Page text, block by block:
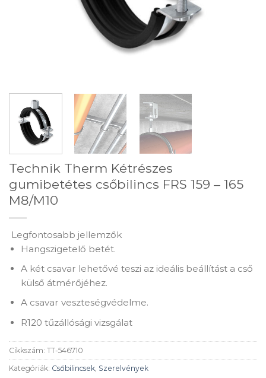
Technik Therm Kétrészes
gumibetétes csőbilincs FRS 159 – 165
M8/M10
Legfontosabb jellemzők
Hangszigetelő betét.
A két csavar lehetővé teszi az ideális beállítást a cső
külső átmérőjéhez.
A csavar veszteségvédelme.
R120 tűzállósági vizsgálat
Cikkszám: TT-546710
Kategóriák: Csőbilincsek, Szerelvények